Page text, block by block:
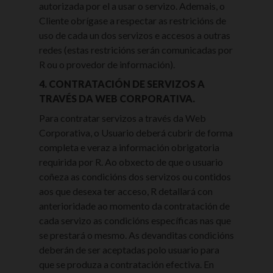
autorizada por el a usar o servizo. Ademais, o
Cliente obrígase a respectar as restricións de
uso de cada un dos servizos e accesos a outras
redes (estas restricións serán comunicadas por
R ou o provedor de información).
4. CONTRATACIÓN DE SERVIZOS A
TRAVÉS DA WEB CORPORATIVA.
Para contratar servizos a través da Web
Corporativa, o Usuario deberá cubrir de forma
completa e veraz a información obrigatoria
requirida por R. Ao obxecto de que o usuario
coñeza as condicións dos servizos ou contidos
aos que desexa ter acceso, R detallará con
anterioridade ao momento da contratación de
cada servizo as condicións específicas nas que
se prestará o mesmo. As devanditas condicións
deberán de ser aceptadas polo usuario para
que se produza a contratación efectiva. En